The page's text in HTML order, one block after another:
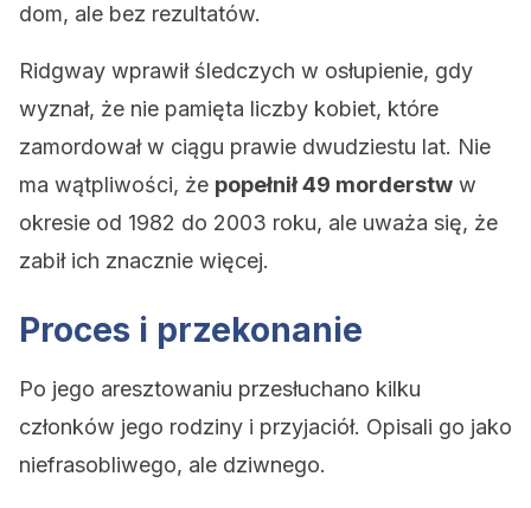
dom, ale bez rezultatów.
Ridgway wprawił śledczych w osłupienie, gdy
wyznał, że nie pamięta liczby kobiet, które
zamordował w ciągu prawie dwudziestu lat. Nie
ma wątpliwości, że popełnił 49 morderstw w
okresie od 1982 do 2003 roku, ale uważa się, że
zabił ich znacznie więcej.
Proces i przekonanie
Po jego aresztowaniu przesłuchano kilku
członków jego rodziny i przyjaciół. Opisali go jako
niefrasobliwego, ale dziwnego.